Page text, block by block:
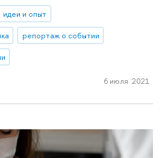
идеи и опыт
репортаж о событии
6 июля 2021